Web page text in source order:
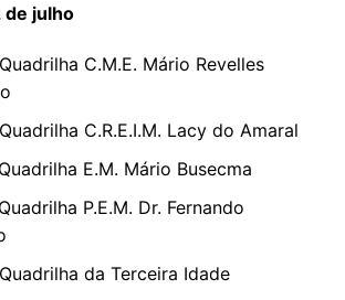
de julho
C.M.E. Mário Revelles
C.R.E.I.M. Lacy do Amaral
E.M. Mário Busecma
P.E.M. Dr. Fernando
da Terceira Idade